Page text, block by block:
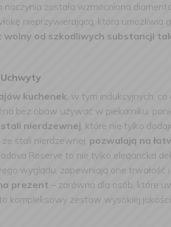
została wzmocniona
nieprzywierającą, która umożliwia
od szkodliwych substancji
Uchwyty
kuchenek, w tym indukcyjnych, co
bez obaw używać w piekarniku,
nierdzewnej, które nie tylko
stali nierdzewnej, pozwalają na
Reserve to nie tylko elegancka
wyglądu, zapewniają one trwałość
prezent – zarówno dla osób, które
kompleksowy zestaw wysokiej